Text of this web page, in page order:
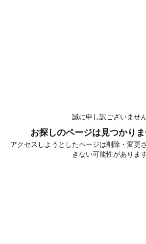
誠に申し訳ございませ
お探しのページは見つかり
アクセスしようとしたページは削除・変更
きない可能性がありま